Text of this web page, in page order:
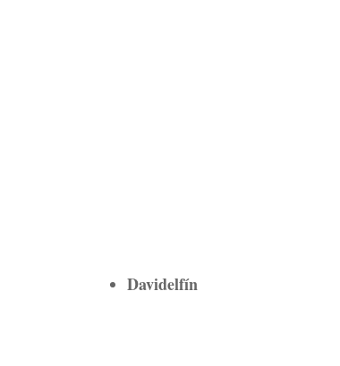
Davidelfín